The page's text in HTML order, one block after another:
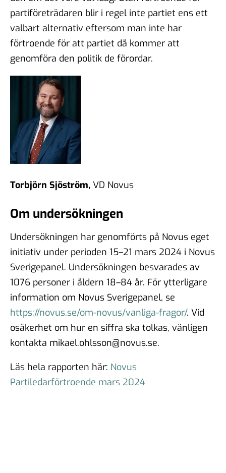
partiföreträdaren blir i regel inte partiet ens ett
valbart alternativ eftersom man inte har
förtroende för att partiet då kommer att
genomföra den politik de förordar.
Torbjörn Sjöström, VD Novus
Om undersökningen
Undersökningen har genomförts på Novus eget
initiativ under perioden 15–21 mars 2024 i Novus
Sverigepanel. Undersökningen besvarades av
1076 personer i åldern 18–84 år. För ytterligare
information om Novus Sverigepanel, se
https://novus.se/om-novus/vanliga-fragor/. Vid
osäkerhet om hur en siffra ska tolkas, vänligen
kontakta mikael.ohlsson@novus.se.
Läs hela rapporten här: Novus
Partiledarförtroende mars 2024